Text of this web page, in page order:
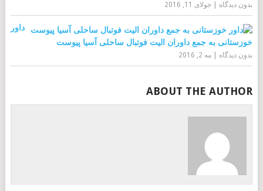
بدون دیدگاه جولای 11, 2016
داور
خوزستانی به جمع داوران الیت فوتبال ساحلی آسیا پیوست
بدون دیدگاه مه 2, 2016
ABOUT THE AUTHOR